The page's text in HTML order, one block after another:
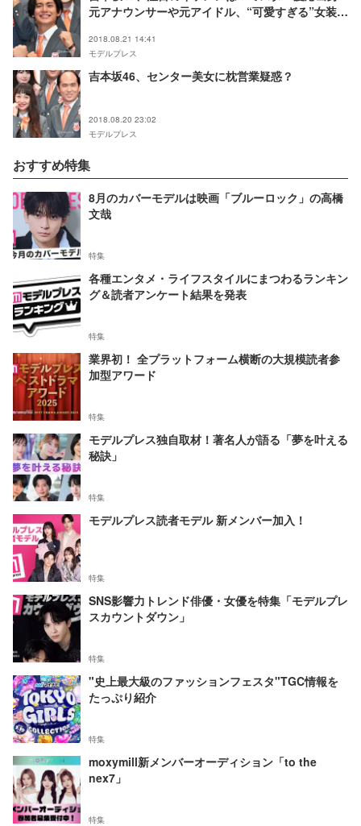
元アナウンサーや元アイドル、“可愛すぎる”女装男
2018.08.21 14:41
モデルプレス
吉本坂46、センター美女に枕営業疑惑？
2018.08.20 23:02
モデルプレス
おすすめ特集
8月のカバーモデルは映画「ブルーロック」の高橋
文哉
特集
各種エンタメ・ライフスタイルにまつわるランキン
グ＆読者アンケート結果を発表
特集
業界初！ 全プラットフォーム横断の大規模読者参
加型アワード
特集
モデルプレス独自取材！著名人が語る「夢を叶える
秘訣」
特集
モデルプレス読者モデル 新メンバー加入！
特集
SNS影響力トレンド俳優・女優を特集「モデルプレ
スカウントダウン」
特集
"史上最大級のファッションフェスタ"TGC情報を
たっぷり紹介
特集
moxymill新メンバーオーディション「to the
nex7」
特集